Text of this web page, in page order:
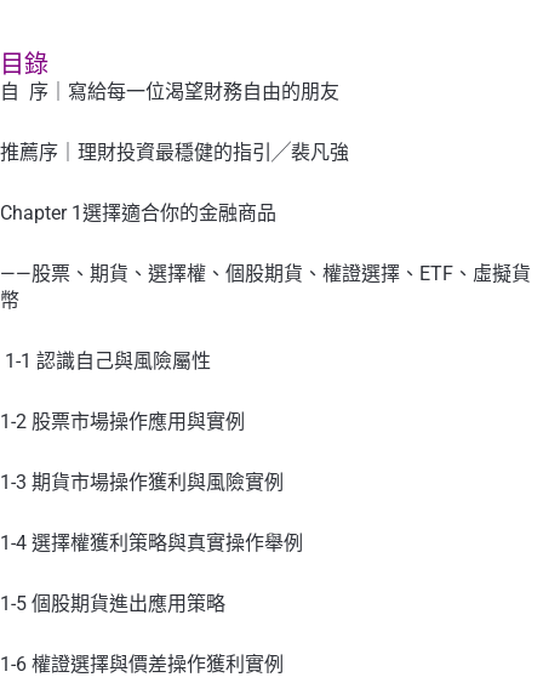
目錄
自 序｜寫給每一位渴望財務自由的朋友
推薦序｜理財投資最穩健的指引╱裴凡強
Chapter 1選擇適合你的金融商品
——股票、期貨、選擇權、個股期貨、權證選擇、ETF、虛擬貨
幣
1-1 認識自己與風險屬性
1-2 股票市場操作應用與實例
1-3 期貨市場操作獲利與風險實例
1-4 選擇權獲利策略與真實操作舉例
1-5 個股期貨進出應用策略
1-6 權證選擇與價差操作獲利實例